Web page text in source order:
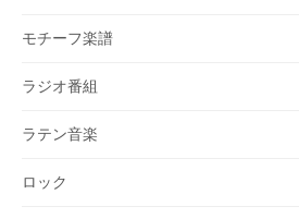
モチーフ楽譜
ラジオ番組
ラテン音楽
ロック